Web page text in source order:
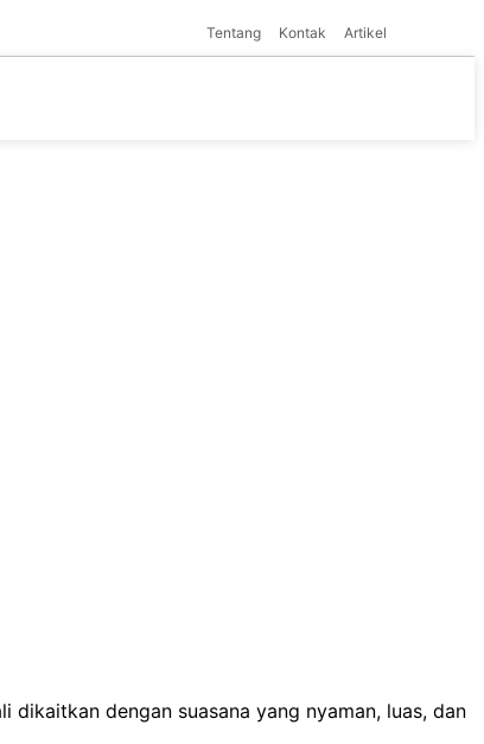
Tentang Kontak Artikel
dikaitkan dengan suasana yang nyaman, luas, dan